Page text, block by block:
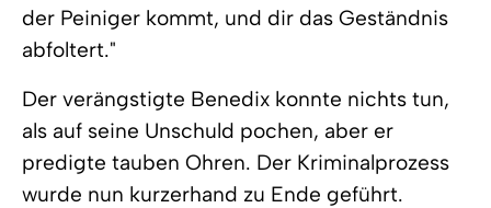
der Peiniger kommt, und dir das Geständnis
abfoltert."
Der verängstigte Benedix konnte nichts tun,
als auf seine Unschuld pochen, aber er
predigte tauben Ohren. Der Kriminalprozess
wurde nun kurzerhand zu Ende geführt.